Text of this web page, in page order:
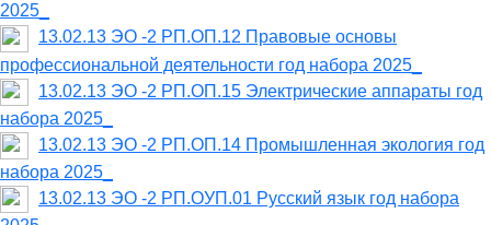
2025_
13.02.13 ЭО -2 РП.ОП.12 Правовые основы
профессиональной деятельности год набора 2025_
13.02.13 ЭО -2 РП.ОП.15 Электрические аппараты год
набора 2025_
13.02.13 ЭО -2 РП.ОП.14 Промышленная экология год
набора 2025_
13.02.13 ЭО -2 РП.ОУП.01 Русский язык год набора